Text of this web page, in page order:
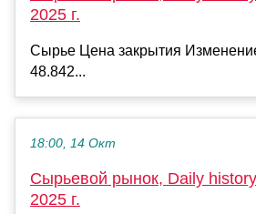
2025 г.
Сырье Цена закрытия
48.842...
18:00, 14 Окт
Сырьевой рынок, Daily
2025 г.